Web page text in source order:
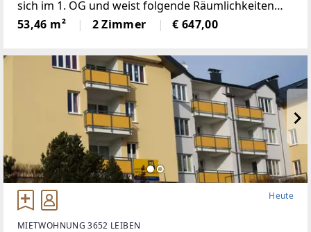
sich im 1. OG und weist folgende Räumlichkeiten
auf:Wohnküche, 1 Schlafzimmer, Bad mit WC,
Vorraum und LoggiaMiete mind.
53,46 m² 2 Zimmer € 647,00
Heute
MIETWOHNUNG 3652 LEIBEN